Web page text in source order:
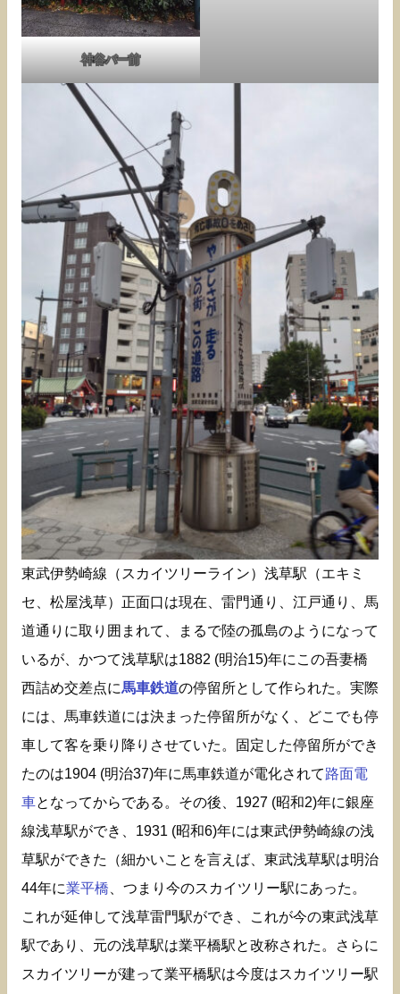
神谷バー前
東武伊勢崎線（スカイツリーライン）浅草駅（エキミ
セ、松屋浅草）正面口は現在、雷門通り、江戸通り、馬
道通りに取り囲まれて、まるで陸の孤島のようになって
いるが、かつて浅草駅は1882 (明治15)年にこの吾妻橋
西詰め交差点に馬車鉄道の停留所として作られた。実際
には、馬車鉄道には決まった停留所がなく、どこでも停
車して客を乗り降りさせていた。固定した停留所ができ
たのは1904 (明治37)年に馬車鉄道が電化されて路面電
車となってからである。その後、1927 (昭和2)年に銀座
線浅草駅ができ、1931 (昭和6)年には東武伊勢崎線の浅
草駅ができた（細かいことを言えば、東武浅草駅は明治
44年に業平橋 、つまり今のスカイツリー駅にあった。
これが延伸して浅草雷門駅ができ、これが今の東武浅草
駅であり、元の浅草駅は業平橋駅と改称された。さらに
スカイツリーが建って業平橋駅は今度はスカイツリー駅